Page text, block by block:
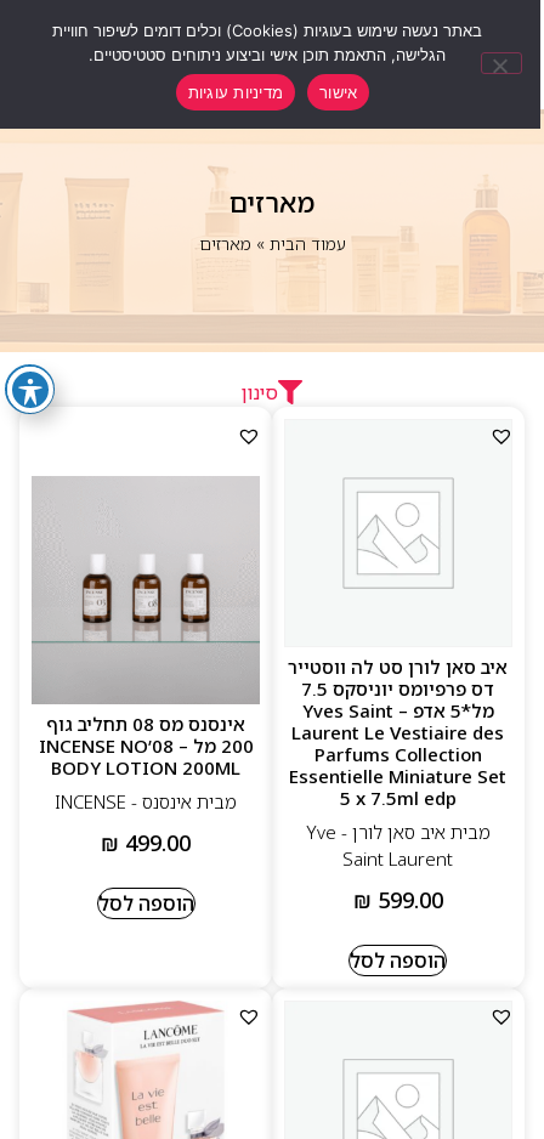
מארזים
עמוד הבית» מארזים
סינון
איב סאן לורן סט לה ווסטייר
דס פרפיומס יוניסקס 7.5
מל*5 אדפ – Yves Saint
Laurent Le Vestiaire des
Parfums Collection
Essentielle Miniature Set
5 x 7.5ml edp
מבית איב סאן לורן - Yve
Saint Laurent
₪ 599.00
הוספה לסל
אינסנס מס 08 תחליב גוף
200 מל – INCENSE NO’08
BODY LOTION 200ML
מבית אינסנס - INCENSE
₪ 499.00
הוספה לסל
באתר נעשה שימוש בעוגיות (Cookies) וכלים דומים לשיפור חוויית
הגלישה, התאמת תוכן אישי וביצוע ניתוחים סטטיסטיים.
אישור
מדיניות עוגיות